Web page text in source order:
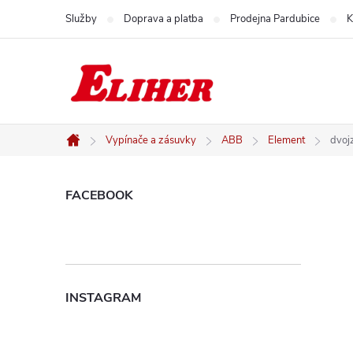
Služby Doprava a platba Prodejna Pardubice
Domů
Vypínače a zásuvky ABB Element
P
s
FACEBOOK
INSTAGRAM